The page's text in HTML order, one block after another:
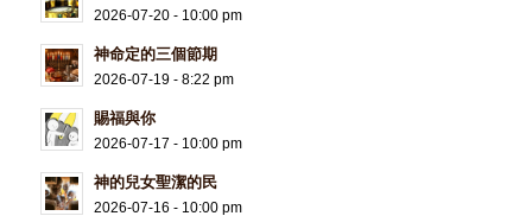
2026-07-20 - 10:00 pm
神命定的三個節期
2026-07-19 - 8:22 pm
賜福與你
2026-07-17 - 10:00 pm
神的兒女聖潔的民
2026-07-16 - 10:00 pm